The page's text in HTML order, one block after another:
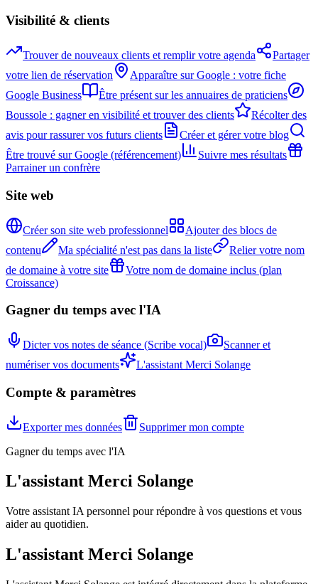
Visibilité & clients
Trouver de nouveaux clients et remplir votre agenda
Partager
votre lien de réservation
Apparaître sur Google : votre fiche
Google Business
Être présent sur les annuaires de praticiens
Boussole : gagner en visibilité et trouver des clients
Récolter des
avis pour rassurer vos futurs clients
Créer et gérer votre blog
Être trouvé sur Google (référencement)
Suivre mes résultats
Parrainer un confrère
Site web
Créer son site web professionnel
Ajouter des blocs de
contenu
Ma spécialité n'est pas dans la liste
Relier votre nom
de domaine à votre site
Votre nom de domaine inclus (plan
Croissance)
Gagner du temps avec l'IA
Dicter vos notes de séance (Scribe vocal)
Scanner et
numériser vos documents
L'assistant Merci Solange
Compte & paramètres
Exporter mes données
Supprimer mon compte
Gagner du temps avec l'IA
L'assistant Merci Solange
Votre assistant IA personnel pour répondre à vos questions et vous
aider au quotidien.
L'assistant Merci Solange